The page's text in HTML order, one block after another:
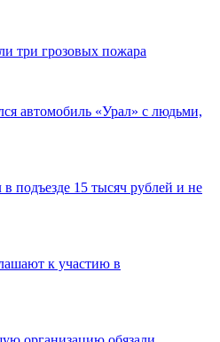
три грозовых пожара
автомобиль «Урал» с людьми,
подъезде 15 тысяч рублей и не
к участию в